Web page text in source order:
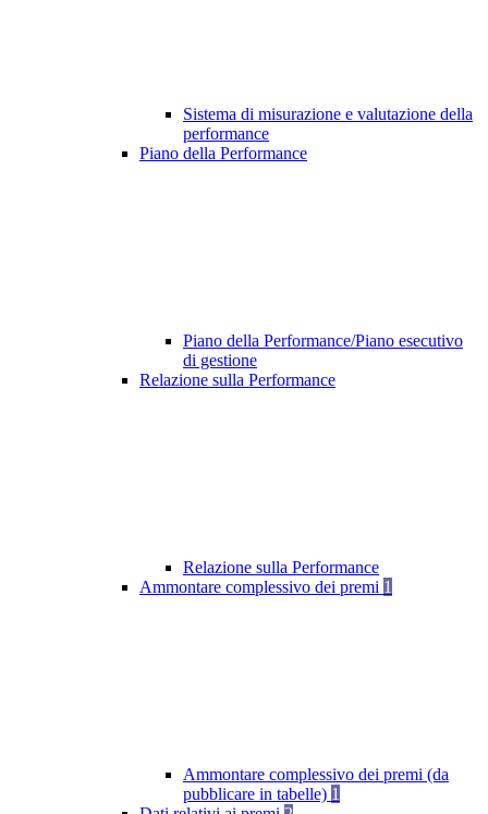
Sistema di misurazione e valutazione della
performance
Piano della Performance
Piano della Performance/Piano esecutivo
di gestione
Relazione sulla Performance
Relazione sulla Performance
Ammontare complessivo dei premi 1
Ammontare complessivo dei premi (da
pubblicare in tabelle) 1